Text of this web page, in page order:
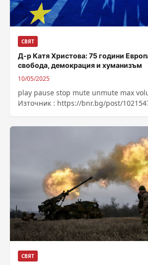
СВЯТ
Д-р Катя Христова: 75 години
свобода, демокрация и хуманизъм
10/05/2025
play pause stop mute unmute max
Източник : https://bnr.bg/post/
demokracia-i-humanizam
СВЯТ